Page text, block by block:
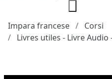
Impara francese
Corsi
Livres utiles - Livre Audio